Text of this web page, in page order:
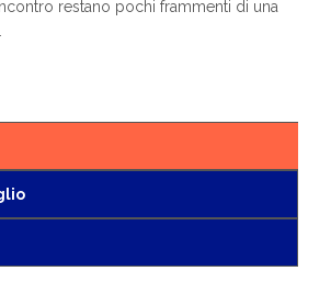
restano pochi frammenti di una